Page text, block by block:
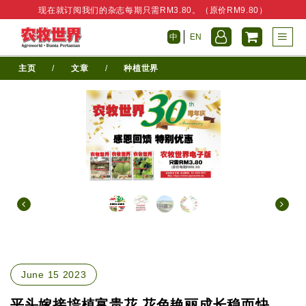
现在就订阅我们的杂志每期只需RM3.80。（原价RM9.80）
中 EN
主页 / 文章 / 种植世界
June 15 2023